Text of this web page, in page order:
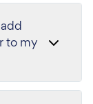
to my